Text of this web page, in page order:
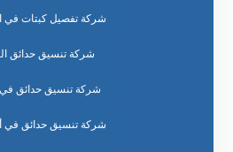
شركة تفصيل كبتات في
شركة تنسيق حدائق
شركة تنسيق حدائق
شركة تنسيق حدائق في